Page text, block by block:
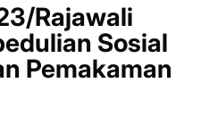
Rajawali
Sosial
Pemakaman